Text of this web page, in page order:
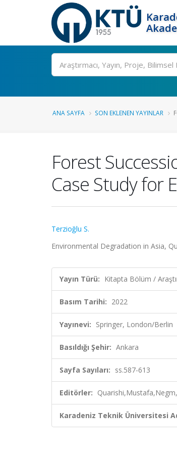
Ara
ANA SAYFA SON EKLENEN YAYINLAR
Forest
Case Study for
Terzioğlu S.
Environmental Degradation in Asia,
Yayın Türü: Kitapta Bölüm /
Basım Tarihi: 2022
Yayınevi: Springer, London/Berlin
Basıldığı Şehir: Ankara
Sayfa Sayıları: ss.587-613
Editörler:
Karadeniz Teknik Üniversitesi